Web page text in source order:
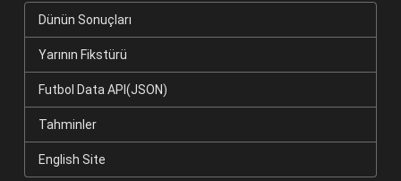
Dünün Sonuçları
Yarının Fikstürü
Futbol Data API(JSON)
Tahminler
English Site